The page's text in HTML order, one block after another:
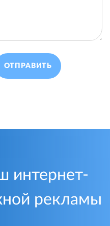
ОТПРАВИТЬ
интернет-
рекламы